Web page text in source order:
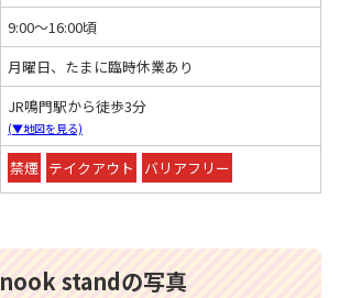
9:00～16:00頃
月曜日、たまに臨時休業あり
JR鳴門駅から徒歩3分
(▼地図を見る)
禁煙 テイクアウト バリアフリー
nook standの写真